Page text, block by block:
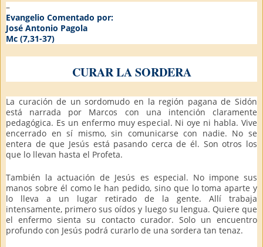
–
Evangelio Comentado por:
José Antonio Pagola
Mc (7,31-37)
CURAR LA SORDERA
La curación de un sordomudo en la región pagana de Sidón
está narrada por Marcos con una intención claramente
pedagógica. Es un enfermo muy especial. Ni oye ni habla. Vive
encerrado en sí mismo, sin comunicarse con nadie. No se
entera de que Jesús está pasando cerca de él. Son otros los
que lo llevan hasta el Profeta.
También la actuación de Jesús es especial. No impone sus
manos sobre él como le han pedido, sino que lo toma aparte y
lo lleva a un lugar retirado de la gente. Allí trabaja
intensamente, primero sus oídos y luego su lengua. Quiere que
el enfermo sienta su contacto curador. Solo un encuentro
profundo con Jesús podrá curarlo de una sordera tan tenaz.